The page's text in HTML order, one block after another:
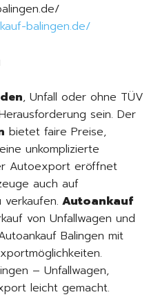
balingen.de/
, Unfall oder ohne TÜV
sein. Der
bietet faire Preise,
unkomplizierte
Autoexport eröffnet
auch auf
Autoankauf
von Unfallwagen und
Balingen mit
– Unfallwagen,
leicht gemacht.